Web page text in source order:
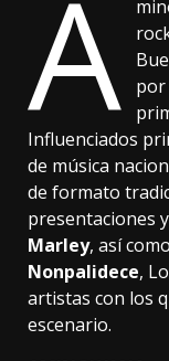
A
por
Influenciados
de música
de formato
presentaciones
Marley, así
Nonpalidece,
artistas con los
escenario.